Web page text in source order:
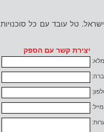
טל עובד עם כל סוכנויות
יצירת קשר עם הספק
מייל: